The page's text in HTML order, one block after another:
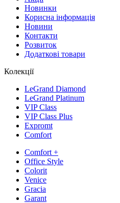
Новинки
Корисна інформація
Новини
Контакти
Розвиток
Додаткові товари
Колекції
LeGrand Diamond
LeGrand Platinum
VIP Class
VIP Class Plus
Expromt
Comfort
Comfort +
Office Style
Colorit
Venice
Gracia
Garant